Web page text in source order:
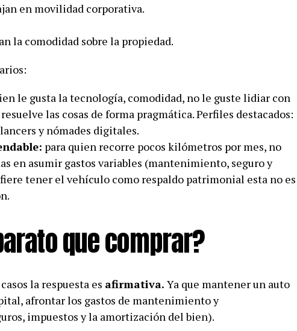
en movilidad corporativa.
la comodidad sobre la propiedad.
le gusta la tecnología, comodidad, no le guste lidiar con
las cosas de forma pragmática. Perfiles destacados:
y nómades digitales.
para quien recorre pocos kilómetros por mes, no
en asumir gastos variables (mantenimiento, seguro y
tener el vehículo como respaldo patrimonial esta no es
que comprar?
la respuesta es afirmativa. Ya que mantener un auto
afrontar los gastos de mantenimiento y
impuestos y la amortización del bien).